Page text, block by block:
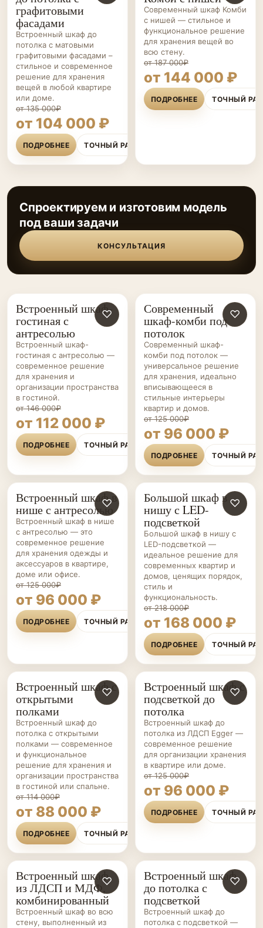
графитовыми
фасадами
Встроенный шкаф до
потолка с матовыми
графитовыми фасадами –
стильное и современное
решение для хранения
вещей в любой квартире
или доме.
от 135 000₽
от 104 000 ₽
ПОДРОБНЕЕ ТОЧНЫЙ РАСЧЁТ
Современный шкаф Комби
с нишей — стильное и
функциональное решение
для хранения вещей во
всю стену.
от 187 000₽
от 144 000 ₽
ПОДРОБНЕЕ ТОЧНЫЙ
Спроектируем и изготовим модель
под ваши задачи
КОНСУЛЬТАЦИЯ
ШКАФЫ НА ЗАКАЗ ♡
Встроенный шкаф-
гостиная с
антресолью
Встроенный шкаф-
гостиная с антресолью —
современное решение
для хранения и
организации пространства
в гостиной.
от 146 000₽
от 112 000 ₽
ПОДРОБНЕЕ ТОЧНЫЙ РАСЧЁТ
ШКАФЫ НА ЗАКАЗ ♡
Современный
шкаф-комби под
потолок
Современный шкаф-
комби под потолок —
универсальное решение
для хранения, идеально
вписывающееся в
стильные интерьеры
квартир и домов.
от 125 000₽
от 96 000 ₽
ПОДРОБНЕЕ ТОЧНЫЙ
ШКАФЫ НА ЗАКАЗ ♡
Встроенный шкаф в
нише с антресолью
Встроенный шкаф в нише
с антресолью — это
современное решение
для хранения одежды и
аксессуаров в квартире,
доме или офисе.
от 125 000₽
от 96 000 ₽
ПОДРОБНЕЕ ТОЧНЫЙ РАСЧЁТ
ШКАФЫ НА ЗАКАЗ ♡
Большой шкаф в
нишу с LED-
подсветкой
Большой шкаф в нишу с
LED-подсветкой —
идеальное решение для
современных квартир и
домов, ценящих порядок,
стиль и
функциональность.
от 218 000₽
от 168 000 ₽
ПОДРОБНЕЕ ТОЧНЫЙ
ШКАФЫ НА ЗАКАЗ ♡
Встроенный шкаф с
открытыми
полками
Встроенный шкаф до
потолка с открытыми
полками — современное
и функциональное
решение для хранения и
организации пространства
в гостиной или спальне.
от 114 000₽
от 88 000 ₽
ПОДРОБНЕЕ ТОЧНЫЙ РАСЧЁТ
ШКАФЫ НА ЗАКАЗ ♡
Встроенный шкаф с
подсветкой до
потолка
Встроенный шкаф до
потолка из ЛДСП Egger —
современное решение
для организации хранения
в квартире или доме.
от 125 000₽
от 96 000 ₽
ПОДРОБНЕЕ ТОЧНЫЙ
ШКАФЫ НА ЗАКАЗ ♡
Встроенный шкаф
из ЛДСП и МДФ,
комбинированный
Встроенный шкаф во всю
стену, выполненный из
ШКАФЫ НА ЗАКАЗ ♡
Встроенный шкаф
до потолка с
подсветкой
Встроенный шкаф до
потолка с подсветкой —